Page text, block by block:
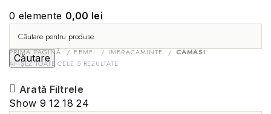
0 elemente 0,00 lei
Căutare
PRIMA PAGINĂ FEMEI IMBRACAMINTE
CAMASI
AFIȘEZ TOATE CELE 5 REZULTATE
Arată Filtrele
Show 9121824